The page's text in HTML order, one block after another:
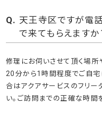
天王寺区ですが電
で来てもらえますか
修理にお伺いさせて頂く場所
20分から1時間程度でご自宅
合はアクアサービスのフリー
い。ご訪問までの正確な時間